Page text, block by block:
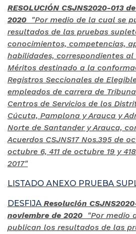
RESOLUCIÓN CSJNS2020-013
2020
"Por medio de la cual se
resultados de las pruebas
conocimientos, competencias,
habilidades, correspondientes al
Méritos destinado a la
Registros Seccionales de
empleados de carrera de
Centros de Servicios de los
Cúcuta, Pamplona y Arauca y
Norte de Santander y Arauca,
Acuerdos CSJNS17 Nos.395 de
octubre 6, 411 de octubre 19 y
2017"
LISTADO ANEXO PRUEBA
DESFIJA Resolución
noviembre de 2020
"Por medio
publican los resultados de las